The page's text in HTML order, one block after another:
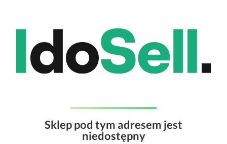
Sklep pod tym adresem jest
niedostępny